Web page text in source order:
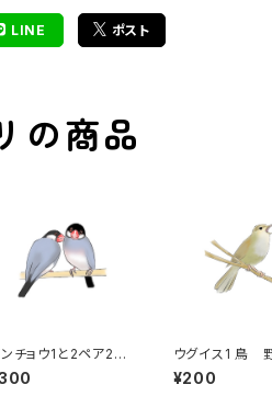
LINE ポスト
の商品
チョウ1と2ペア2
文鳥 鳥 小鳥
マル文鳥 白文鳥
ウグイス1 鳥
囀り ホーホケ
¥200